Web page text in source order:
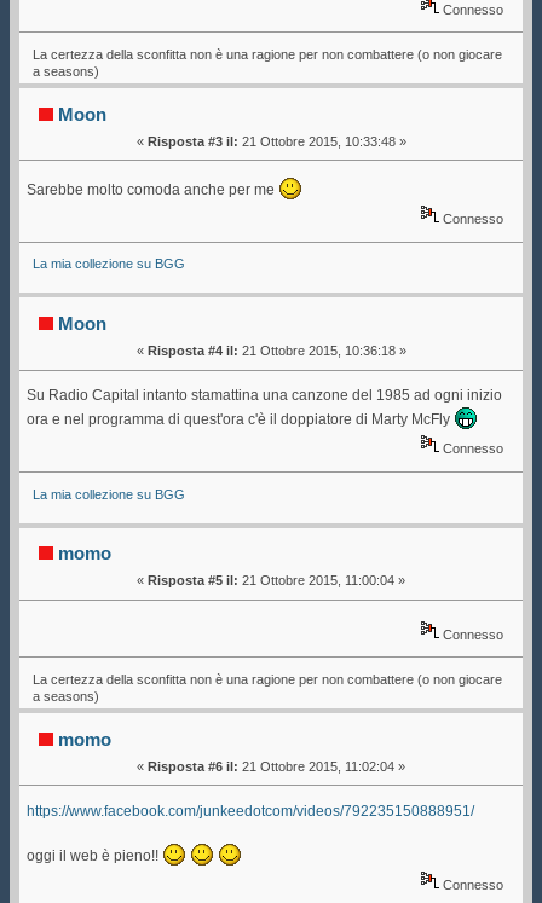
Connesso
La certezza della sconfitta non è una ragione per non combattere (o non giocare
a seasons)
Moon
« Risposta #3 il: 21 Ottobre 2015, 10:33:48 »
Sarebbe molto comoda anche per me
Connesso
La mia collezione su BGG
Moon
« Risposta #4 il: 21 Ottobre 2015, 10:36:18 »
Su Radio Capital intanto stamattina una canzone del 1985 ad ogni inizio
ora e nel programma di quest'ora c'è il doppiatore di Marty McFly
Connesso
La mia collezione su BGG
momo
« Risposta #5 il: 21 Ottobre 2015, 11:00:04 »
Connesso
La certezza della sconfitta non è una ragione per non combattere (o non giocare
a seasons)
momo
« Risposta #6 il: 21 Ottobre 2015, 11:02:04 »
https://www.facebook.com/junkeedotcom/videos/792235150888951/
oggi il web è pieno!!
Connesso